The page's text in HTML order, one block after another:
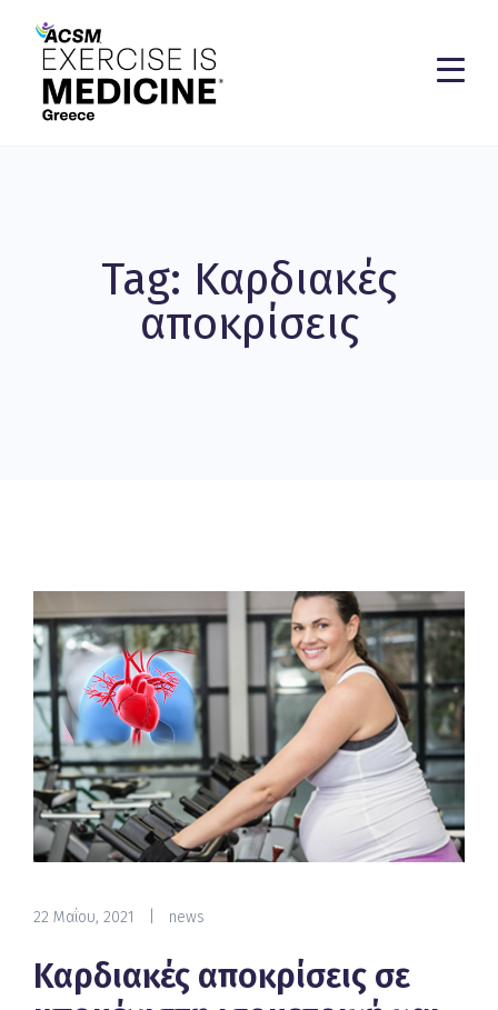
Tag: Καρδιακές
αποκρίσεις
22 Μαΐου, 2021 news
Καρδιακές αποκρίσεις σε